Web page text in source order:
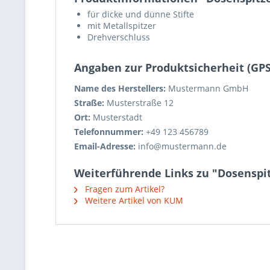
für dicke und dünne Stifte
mit Metallspitzer
Drehverschluss
Angaben zur Produktsicherheit
Name des Herstellers: Mustermann GmbH
Straße: Musterstraße 12
Ort: Musterstadt
Telefonnummer: +49 123 456789
Email-Adresse: info@mustermann.de
Weiterführende Links zu
Fragen zum Artikel?
Weitere Artikel von KUM